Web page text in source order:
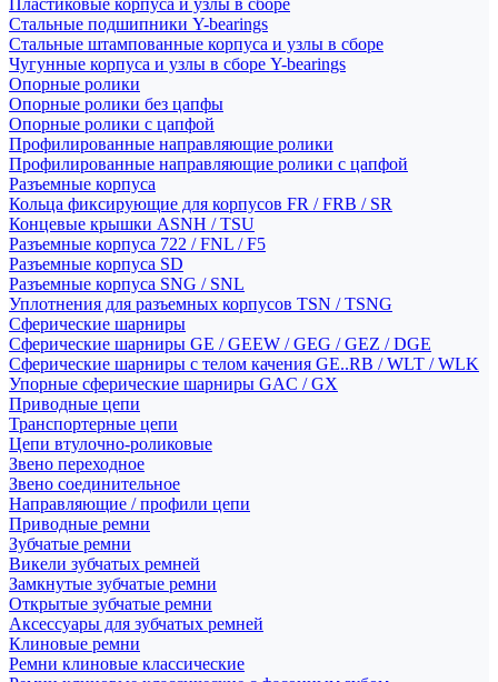
Пластиковые корпуса и узлы в сборе
Стальные подшипники Y-bearings
Стальные штампованные корпуса и узлы в сборе
Чугунные корпуса и узлы в сборе Y-bearings
Опорные ролики
Опорные ролики без цапфы
Опорные ролики с цапфой
Профилированные направляющие ролики
Профилированные направляющие ролики с цапфой
Разъемные корпуса
Кольца фиксирующие для корпусов FR / FRB / SR
Концевые крышки ASNH / TSU
Разъемные корпуса 722 / FNL / F5
Разъемные корпуса SD
Разъемные корпуса SNG / SNL
Уплотнения для разъемных корпусов TSN / TSNG
Сферические шарниры
Сферические шарниры GE / GEEW / GEG / GEZ / DGE
Сферические шарниры с телом качения GE..RB / WLT / WLK
Упорные сферические шарниры GAC / GX
Приводные цепи
Транспортерные цепи
Цепи втулочно-роликовые
Звено переходное
Звено соединительное
Направляющие / профили цепи
Приводные ремни
Зубчатые ремни
Викели зубчатых ремней
Замкнутые зубчатые ремни
Открытые зубчатые ремни
Аксессуары для зубчатых ремней
Клиновые ремни
Ремни клиновые классические